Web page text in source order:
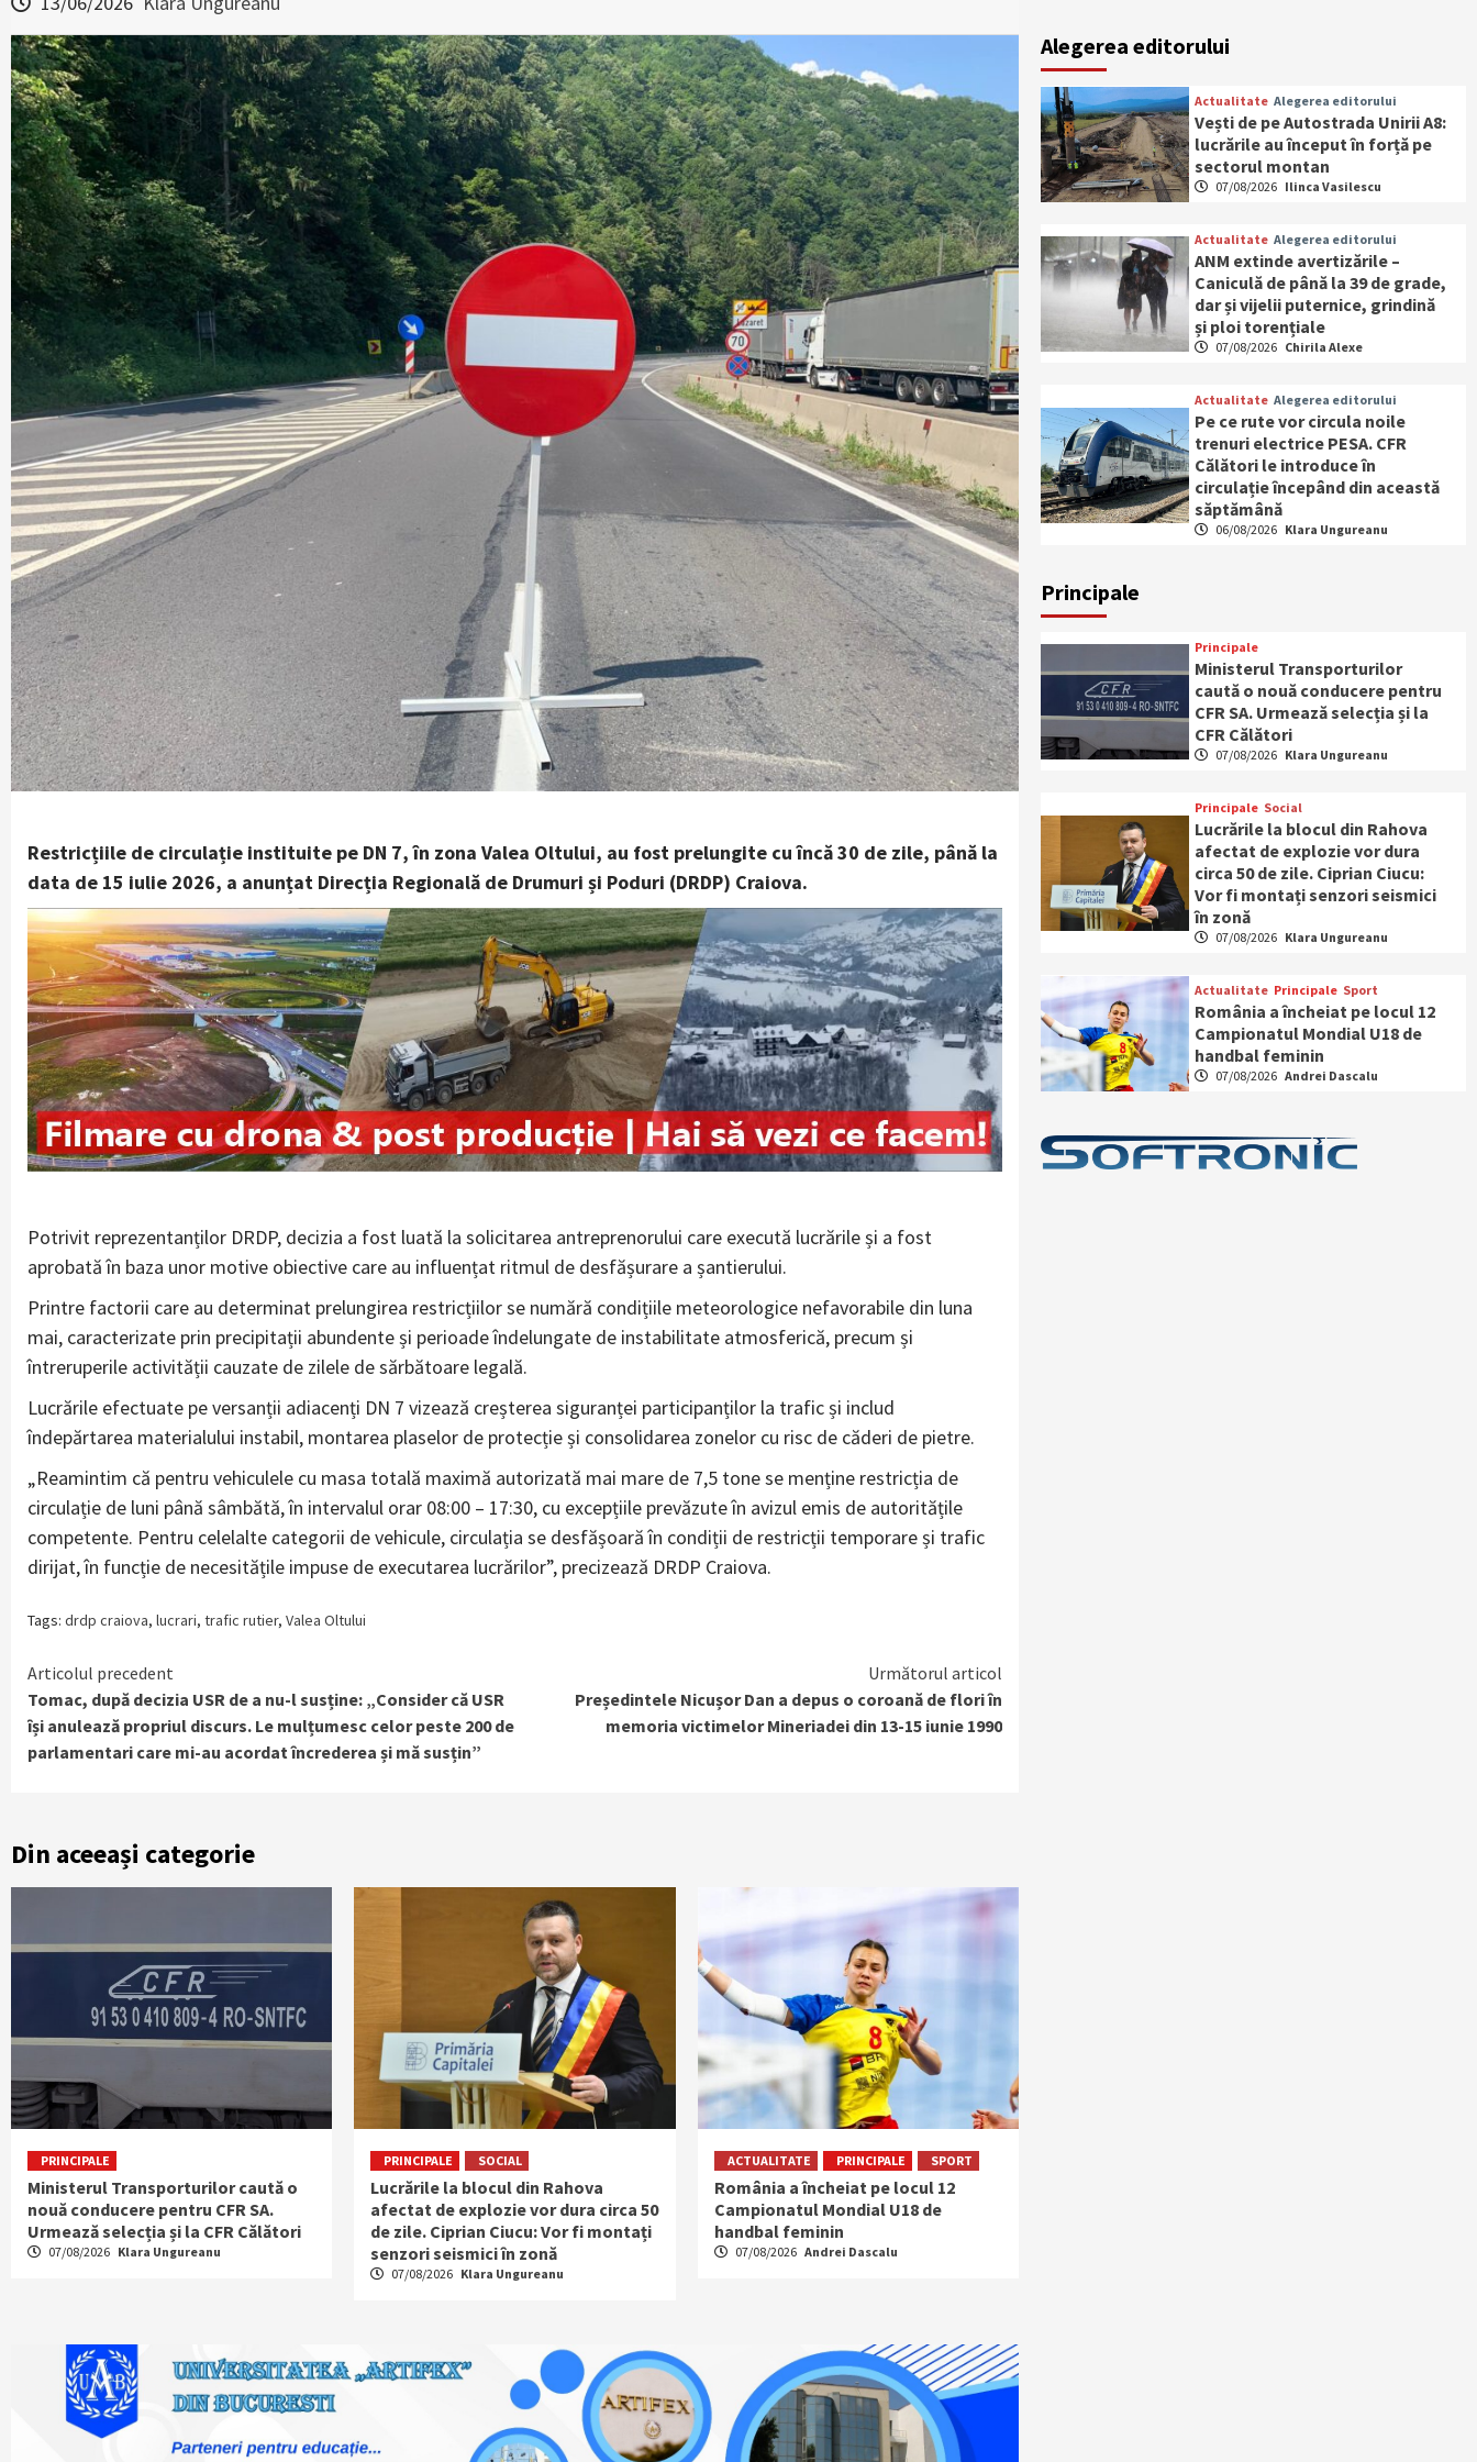
Restricțiile de circulație instituite pe DN 7, în zona Valea Oltului, au fost prelungite cu încă 30 de zile, până la
data de 15 iulie 2026, a anunțat Direcția Regională de Drumuri și Poduri (DRDP) Craiova.
Potrivit reprezentanților DRDP, decizia a fost luată la solicitarea antreprenorului care execută lucrările și a fost
aprobată în baza unor motive obiective care au influențat ritmul de desfășurare a șantierului.
Printre factorii care au determinat prelungirea restricțiilor se numără condițiile meteorologice nefavorabile din luna
mai, caracterizate prin precipitații abundente și perioade îndelungate de instabilitate atmosferică, precum și
întreruperile activității cauzate de zilele de sărbătoare legală.
Lucrările efectuate pe versanții adiacenți DN 7 vizează creșterea siguranței participanților la trafic și includ
îndepărtarea materialului instabil, montarea plaselor de protecție și consolidarea zonelor cu risc de căderi de pietre.
„Reamintim că pentru vehiculele cu masa totală maximă autorizată mai mare de 7,5 tone se menține restricția de
circulație de luni până sâmbătă, în intervalul orar 08:00 – 17:30, cu excepțiile prevăzute în avizul emis de autoritățile
competente. Pentru celelalte categorii de vehicule, circulația se desfășoară în condiții de restricții temporare și trafic
dirijat, în funcție de necesitățile impuse de executarea lucrărilor”, precizează DRDP Craiova.
Tags: drdp craiova, lucrari, trafic rutier, Valea Oltului
Continue
Reading
Articolul precedent
Tomac, după decizia USR de a nu-l susține: „Consider că USR
își anulează propriul discurs. Le mulțumesc celor peste 200 de
parlamentari care mi-au acordat încrederea și mă susțin”
Următorul articol
Președintele Nicușor Dan a depus o coroană de flori în
memoria victimelor Mineriadei din 13-15 iunie 1990
Din aceeași categorie
PRINCIPALE
Ministerul Transporturilor caută o
nouă conducere pentru CFR SA.
Urmează selecția și la CFR Călători
07/08/2026 Klara Ungureanu
PRINCIPALE SOCIAL
Lucrările la blocul din Rahova
afectat de explozie vor dura circa 50
de zile. Ciprian Ciucu: Vor fi montați
senzori seismici în zonă
07/08/2026 Klara Ungureanu
ACTUALITATE PRINCIPALE SPORT
România a încheiat pe locul 12
Campionatul Mondial U18 de
handbal feminin
07/08/2026 Andrei Dascalu
Alegerea editorului
Actualitate Alegerea editorului
Vești de pe Autostrada Unirii A8:
lucrările au început în forță pe
sectorul montan
07/08/2026 Ilinca Vasilescu
Actualitate Alegerea editorului
ANM extinde avertizările –
Caniculă de până la 39 de grade,
dar și vijelii puternice, grindină
și ploi torențiale
07/08/2026 Chirila Alexe
Actualitate Alegerea editorului
Pe ce rute vor circula noile
trenuri electrice PESA. CFR
Călători le introduce în
circulație începând din această
săptămână
06/08/2026 Klara Ungureanu
Principale
Principale
Ministerul Transporturilor
caută o nouă conducere pentru
CFR SA. Urmează selecția și la
CFR Călători
07/08/2026 Klara Ungureanu
Principale Social
Lucrările la blocul din Rahova
afectat de explozie vor dura
circa 50 de zile. Ciprian Ciucu:
Vor fi montați senzori seismici
în zonă
07/08/2026 Klara Ungureanu
Actualitate Principale Sport
România a încheiat pe locul 12
Campionatul Mondial U18 de
handbal feminin
07/08/2026 Andrei Dascalu